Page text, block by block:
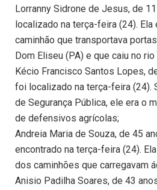
Lorranny Sidrone de Jesus, de
localizado na terça-feira (24). Ela
caminhão que transportava
Dom Eliseu (PA) e que caiu no rio
Kécio Francisco Santos Lopes,
foi localizado na terça-feira (24).
de Segurança Pública, ele era o
de defensivos agrícolas;
Andreia Maria de Souza, de 45
encontrado na terça-feira (24).
dos caminhões que carregavam
Anisio Padilha Soares, de 43